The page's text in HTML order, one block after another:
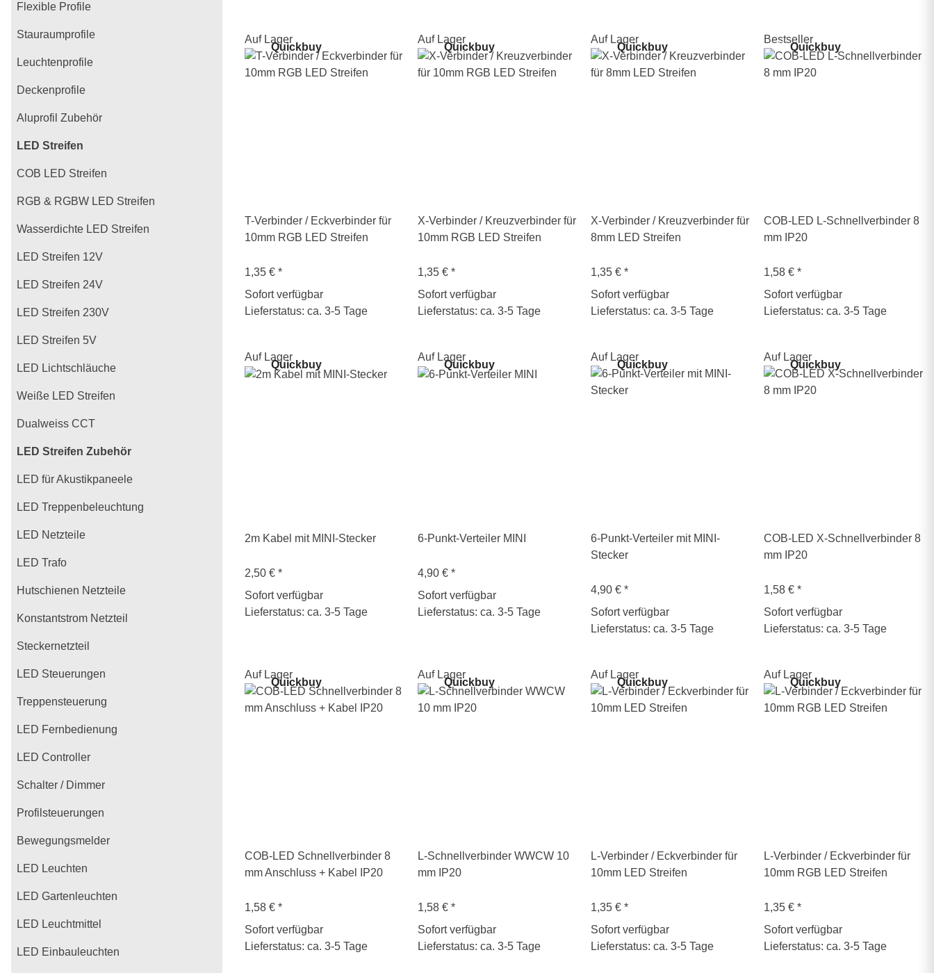
Quickbuy
Auf Lager
T-Verbinder / Eckverbinder für
10mm RGB LED Streifen
1,35 € *
Sofort verfügbar
Lieferstatus: ca. 3-5 Tage
Quickbuy
Auf Lager
X-Verbinder / Kreuzverbinder für
10mm RGB LED Streifen
1,35 € *
Sofort verfügbar
Lieferstatus: ca. 3-5 Tage
Quickbuy
Auf Lager
X-Verbinder / Kreuzverbinder für
8mm LED Streifen
1,35 € *
Sofort verfügbar
Lieferstatus: ca. 3-5 Tage
Quickbuy
Bestseller
COB-LED L-Schnellverbinder 8
mm IP20
1,58 € *
Sofort verfügbar
Lieferstatus: ca. 3-5 Tage
Quickbuy
Auf Lager
2m Kabel mit MINI-Stecker
2,50 € *
Sofort verfügbar
Lieferstatus: ca. 3-5 Tage
Quickbuy
Auf Lager
6-Punkt-Verteiler MINI
4,90 € *
Sofort verfügbar
Lieferstatus: ca. 3-5 Tage
Quickbuy
Auf Lager
6-Punkt-Verteiler mit MINI-
Stecker
4,90 € *
Sofort verfügbar
Lieferstatus: ca. 3-5 Tage
Quickbuy
Auf Lager
COB-LED X-Schnellverbinder 8
mm IP20
1,58 € *
Sofort verfügbar
Lieferstatus: ca. 3-5 Tage
Quickbuy
Auf Lager
COB-LED Schnellverbinder 8
mm Anschluss + Kabel IP20
1,58 € *
Sofort verfügbar
Lieferstatus: ca. 3-5 Tage
Quickbuy
Auf Lager
L-Schnellverbinder WWCW 10
mm IP20
1,58 € *
Sofort verfügbar
Lieferstatus: ca. 3-5 Tage
Quickbuy
Auf Lager
L-Verbinder / Eckverbinder für
10mm LED Streifen
1,35 € *
Sofort verfügbar
Lieferstatus: ca. 3-5 Tage
Quickbuy
Auf Lager
L-Verbinder / Eckverbinder für
10mm RGB LED Streifen
1,35 € *
Sofort verfügbar
Lieferstatus: ca. 3-5 Tage
Flexible Profile
Stauraumprofile
Leuchtenprofile
Deckenprofile
Aluprofil Zubehör
LED Streifen
COB LED Streifen
RGB & RGBW LED Streifen
Wasserdichte LED Streifen
LED Streifen 12V
LED Streifen 24V
LED Streifen 230V
LED Streifen 5V
LED Lichtschläuche
Weiße LED Streifen
Dualweiss CCT
LED Streifen Zubehör
LED für Akustikpaneele
LED Treppenbeleuchtung
LED Netzteile
LED Trafo
Hutschienen Netzteile
Konstantstrom Netzteil
Steckernetzteil
LED Steuerungen
Treppensteuerung
LED Fernbedienung
LED Controller
Schalter / Dimmer
Profilsteuerungen
Bewegungsmelder
LED Leuchten
LED Gartenleuchten
LED Leuchtmittel
LED Einbauleuchten